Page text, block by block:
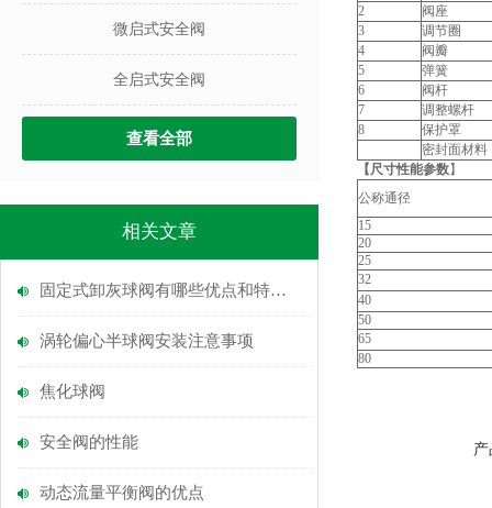
微启式安全阀
全启式安全阀
查看全部
相关文章
固定式卸灰球阀有哪些优点和特点？
涡轮偏心半球阀安装注意事项
焦化球阀
安全阀的性能
动态流量平衡阀的优点
2
阀座
3
调节圈
4
阀瓣
5
弹簧
6
阀杆
7
调整螺杆
8
保护罩
密封面材料
【尺寸性能参数】
公称通径
15
20
25
32
40
50
65
80